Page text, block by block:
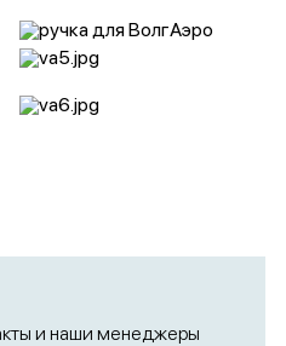
и наши менеджеры